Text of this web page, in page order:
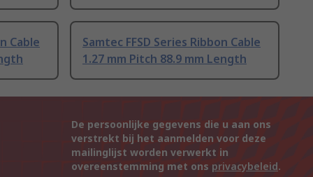
Cable
Samtec FFSD Series Ribbon Cable
1.27 mm Pitch 88.9 mm Length
De persoonlijke gegevens die u aan ons
verstrekt bij het aanmelden voor deze
mailinglijst worden verwerkt in
overeenstemming met ons privacybeleid.